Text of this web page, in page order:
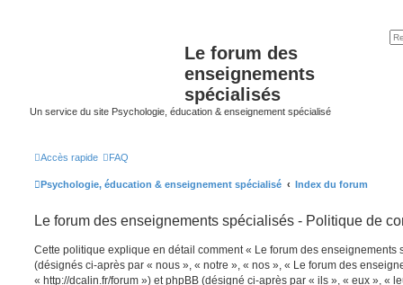
Le forum des
enseignements
spécialisés
Un service du site Psychologie, éducation & enseignement spécialisé
Accès rapide FAQ
Psychologie, éducation & enseignement spécialisé Index du forum
Le forum des enseignements spécialisés - Politique de
Cette politique explique en détail comment « Le forum des enseignements
(désignés ci-après par « nous », « notre », « nos », « Le forum des
« http://dcalin.fr/forum ») et phpBB (désigné ci-après par « ils », « eux », «